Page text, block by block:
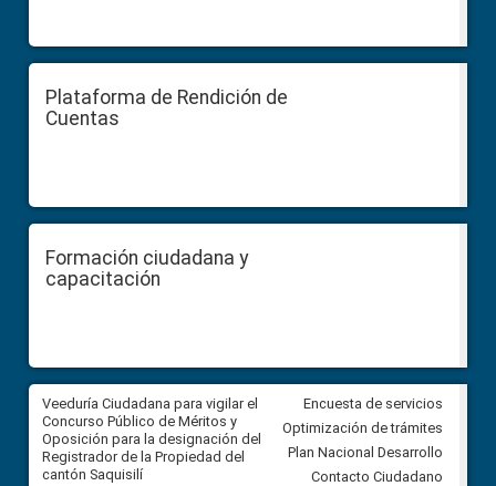
Plataforma de Rendición de
Cuentas
Formación ciudadana y
capacitación
Veeduría Ciudadana para vigilar el
Concurso Público de Méritos y
Oposición para la designación del
Registrador de la Propiedad del
cantón Saquisilí
Veeduría Ciudadana para
construcción del asfaltado de
diferentes barrios del sector
Ballenita del cantón Santa
Encuesta de servicios
Optimización de trámites
Plan Nacional Desarrollo
Contacto Ciudadano